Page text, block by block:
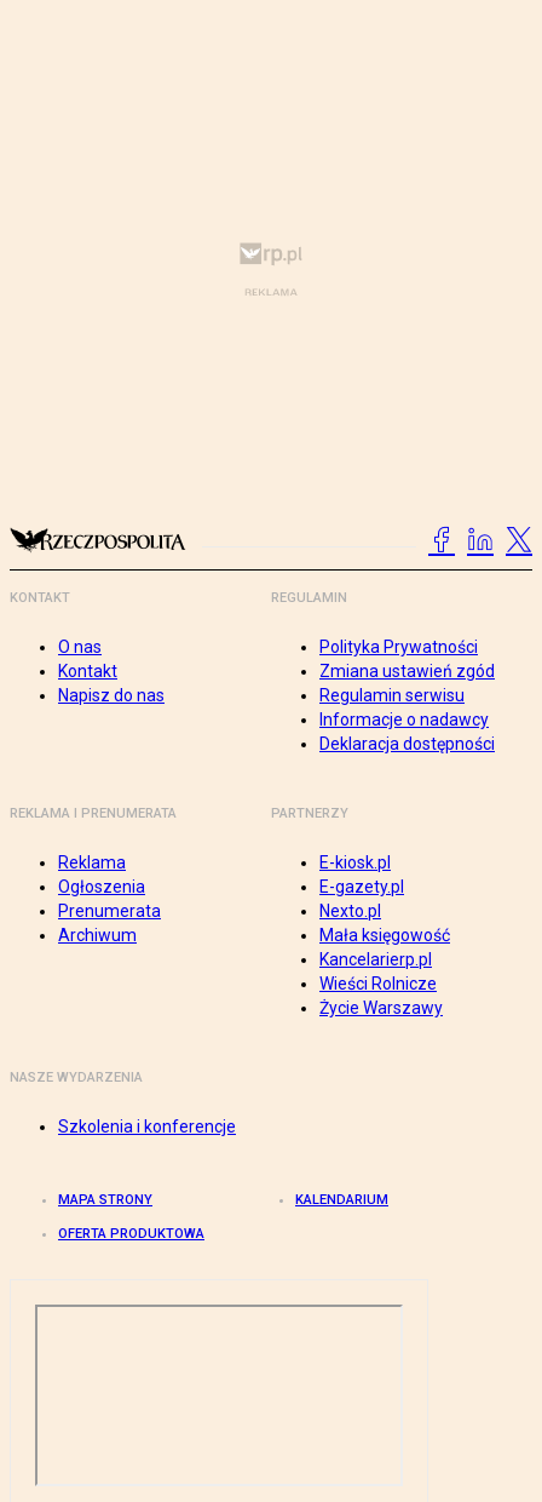
KONTAKT
O nas
Kontakt
Napisz do nas
REGULAMIN
Polityka Prywatności
Zmiana ustawień zgód
Regulamin serwisu
Informacje o nadawcy
Deklaracja dostępności
REKLAMA I PRENUMERATA
Reklama
Ogłoszenia
Prenumerata
Archiwum
PARTNERZY
E-kiosk.pl
E-gazety.pl
Nexto.pl
Mała księgowość
Kancelarierp.pl
Wieści Rolnicze
Życie Warszawy
NASZE WYDARZENIA
Szkolenia i konferencje
MAPA STRONY KALENDARIUM
OFERTA PRODUKTOWA